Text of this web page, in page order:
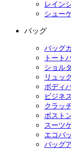
レイン
シュー
バッグ
バッグ
トート
ショル
リュッ
ボディ
ビジネ
クラッ
ボスト
スーツ
エコバ
バッグ